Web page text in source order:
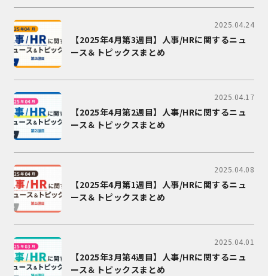
2025.04.24
【2025年4月第3週目】人事/HRに関するニュ
ース＆トピックスまとめ
2025.04.17
【2025年4月第2週目】人事/HRに関するニュ
ース＆トピックスまとめ
2025.04.08
【2025年4月第1週目】人事/HRに関するニュ
ース＆トピックスまとめ
2025.04.01
【2025年3月第4週目】人事/HRに関するニュ
ース＆トピックスまとめ